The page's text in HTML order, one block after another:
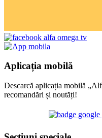
Aplicația mobilă
Descarcă aplicația mobilă
recomandări și noutăți!